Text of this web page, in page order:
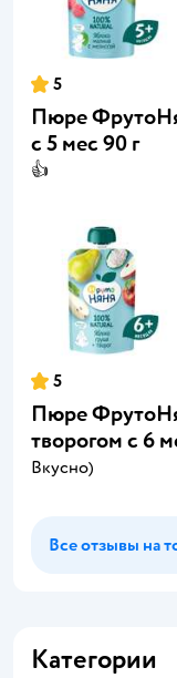
5
Пюре
с 5 мес 90 г
👍
5
Пюре
творогом с 6
Вкусно)
Все отзывы на
Категории